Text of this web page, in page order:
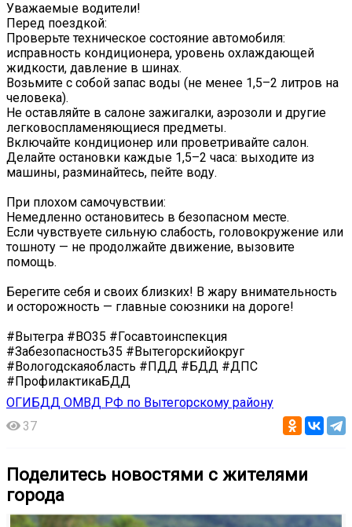
Уважаемые водители!
️Перед поездкой:
Проверьте техническое состояние автомобиля:
исправность кондиционера, уровень охлаждающей
жидкости, давление в шинах.
️Возьмите с собой запас воды (не менее 1,5–2 литров на
человека).
Не оставляйте в салоне зажигалки, аэрозоли и другие
легковоспламеняющиеся предметы.
️Включайте кондиционер или проветривайте салон.
️Делайте остановки каждые 1,5–2 часа: выходите из
машины, разминайтесь, пейте воду.
️При плохом самочувствии:
Немедленно остановитесь в безопасном месте.
️Если чувствуете сильную слабость, головокружение или
тошноту — не продолжайте движение, вызовите
помощь.
Берегите себя и своих близких! В жару внимательность
и осторожность — главные союзники на дороге!
#Вытегра #ВО35 #Госавтоинспекция
#Забезопасность35 #Вытегорскийокруг
#Вологодскаяобласть #ПДД #БДД #ДПС
#ПрофилактикаБДД
ОГИБДД ОМВД РФ по Вытегорскому району
37
Поделитесь новостями с жителями
города